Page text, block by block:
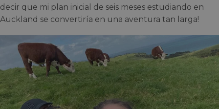
decir que mi plan inicial de seis meses estudiando en
Auckland se convertiría en una aventura tan larga!